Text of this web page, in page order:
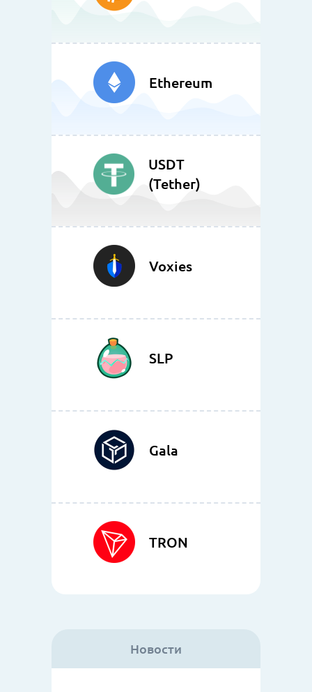
Ethereum
USDT
(Tether)
Voxies
SLP
Gala
TRON
Новости